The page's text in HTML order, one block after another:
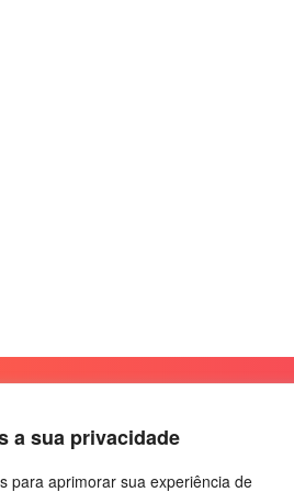
a sua privacidade
para aprimorar sua experiência de